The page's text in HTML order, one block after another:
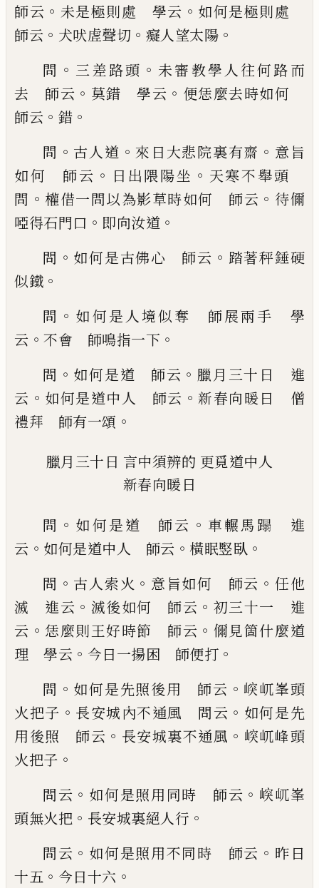
師云 。 未是極則處 學云 。 如何是極則處
師云 。 犬吠虗聲切 。 癡人望太陽 。
問 。 三差路頭 。 未審教學人往何路而
去 師云 。 莫錯 學云 。 便恁麼去時如何
師云 。 錯 。
問 。 古人道 。 來日大悲院裏有齋 。 意旨
如何 師云 。 日出隈陽坐 。 天寒不舉頭
問 。 權借一問以為影草時如何 師云 。 待儞
啞得石門口 。 即向汝道 。
問 。 如何是古佛心 師云 。 踏著秤錘硬
似鐵 。
問 。 如何是人境似奪 師展兩手
學
云 。 不會 師鳴指一下 。
問 。 如何是道 師云 。 臘月三十日 進
云 。 如何是道中人 師云 。新春向暖日 僧
禮拜 師有一頌 。
臘月三十日 言中須辨的 更覓道中人
新春向暖日
問 。 如何是道 師云 。 車輾馬蹋 進
云 。 如何是道中人 師云 。 橫眠竪臥 。
問 。 古人索火 。 意旨如何 師云 。 任他
滅 進云 。 滅後如何 師云 。 初三十一 進
云 。 恁麼則王好時節 師云 。 儞見箇什麼道
理 學云 。 今日一揚困 師便打 。
問 。 如何是先照後用 師云 。 㟮屼峯頭
火把子 。 長安城內不通風 問云 。 如何是先
用後照 師云 。 長安城裏不通風 。 㟮屼峰頭
火把子 。
問云 。 如何是照用同時 師云 。 㟮屼峯
頭無火把 。 長安城裏絕人行 。
問云 。 如何是照用不同時 師云 。 昨日
十五 。 今日十六 。